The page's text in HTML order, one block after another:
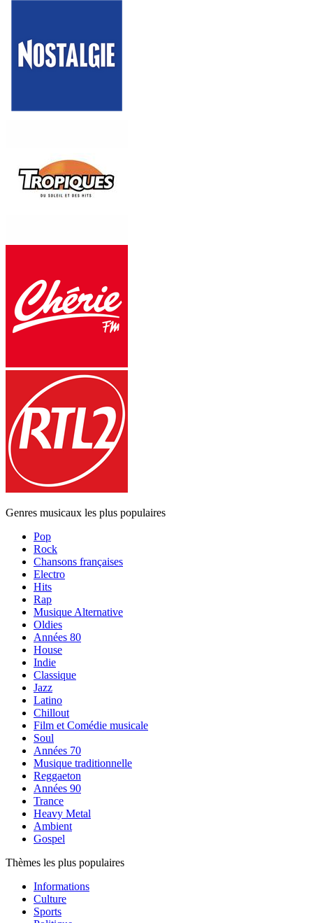
Genres musicaux les plus populaires
Pop
Rock
Chansons françaises
Electro
Hits
Rap
Musique Alternative
Oldies
Années 80
House
Indie
Classique
Jazz
Latino
Chillout
Film et Comédie musicale
Soul
Années 70
Musique traditionnelle
Reggaeton
Années 90
Trance
Heavy Metal
Ambient
Gospel
Thèmes les plus populaires
Informations
Culture
Sports